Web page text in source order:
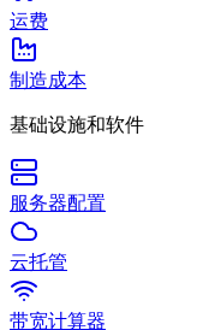
运费
制造成本
基础设施和软件
服务器配置
云托管
带宽计算器